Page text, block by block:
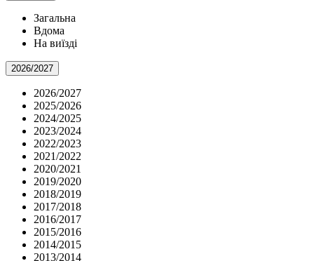
Загальна
Вдома
На виїзді
2026/2027
2026/2027
2025/2026
2024/2025
2023/2024
2022/2023
2021/2022
2020/2021
2019/2020
2018/2019
2017/2018
2016/2017
2015/2016
2014/2015
2013/2014